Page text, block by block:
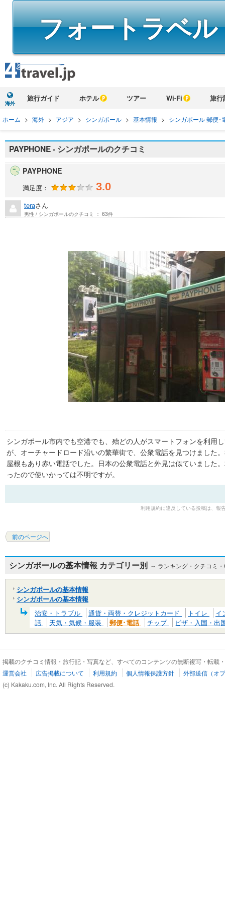
フォートラベ
海外
旅行ガイド ホテル ツアー Wi-Fi 旅行
ホーム > 海外 > アジア > シンガポール > 基本情報 > シンガポール 郵便･
PAYPHONE - シンガポールのクチコミ
PAYPHONE
満足度： 3.0
teraさん
男性 / シンガポールのクチコミ ： 63件
シンガポール市内でも空港でも、殆どの人がスマートフォンを利用
が、オーチャードロード沿いの繁華街で、公衆電話を見つけました
屋根もあり赤い電話でした。日本の公衆電話と外見は似ていました
ったので使いかっては不明ですが。
利用規約に違反している投稿は、報
前のページへ
シンガポールの基本情報 カテゴリー別 ～ ランキング・クチコミ
シンガポールの基本情報
シンガポールの基本情報
治安・トラブル
通貨・両替・クレジットカード トイレ
イ
話
天気・気候・服装 郵便･電話 チップ ビザ・入国・出
掲載のクチコミ情報・旅行記・写真など、すべてのコンテンツの無断複写・転載
運営会社
広告掲載について 利用規約 個人情報保護方針
外部送信（オ
(c) Kakaku.com, Inc. All Rights Reserved.